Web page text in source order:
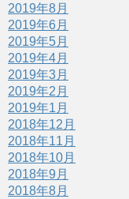
2019年8月
2019年6月
2019年5月
2019年4月
2019年3月
2019年2月
2019年1月
2018年12月
2018年11月
2018年10月
2018年9月
2018年8月